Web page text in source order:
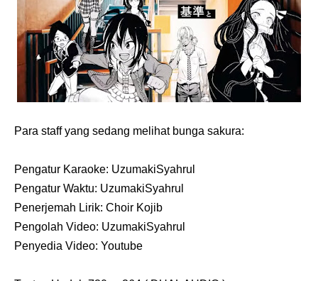
Para staff yang sedang melihat bunga sakura:
Pengatur Karaoke: UzumakiSyahrul
Pengatur Waktu: UzumakiSyahrul
Penerjemah Lirik: Choir Kojib
Pengolah Video: UzumakiSyahrul
Penyedia Video: Youtube